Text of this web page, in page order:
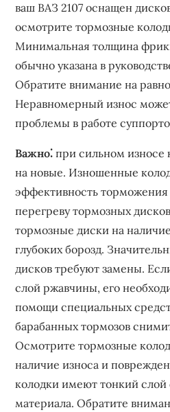
ваш ВАЗ 2107 оснащен
осмотрите тормозные
Минимальная толщина
обычно указана в
Обратите внимание на
Неравномерный износ
проблемы в работе
Важно⁚ при сильном износе
на новые. Изношенные
эффективность торможения
перегреву тормозных
тормозные диски на
глубоких борозд.
дисков требуют замены.
слой ржавчины, его
помощи специальных
барабанных тормозов
Осмотрите тормозные
наличие износа и
колодки имеют тонкий
материала. Обратите